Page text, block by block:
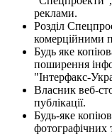
реклами.
Розділ
комерційними
Будь яке
поширення
"Інтерфакс-
Власник веб-
публікації.
Будь-яке
фотографічних